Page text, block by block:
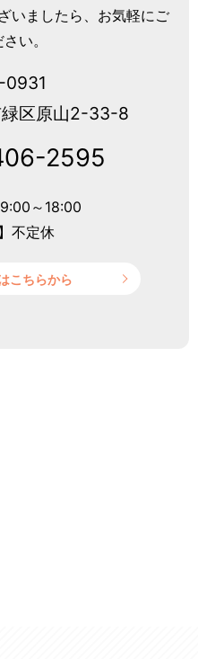
いましたら、お気軽にご
い。
緑区原山2-33-8
2595
9:00～18:00
不定休
こちらから